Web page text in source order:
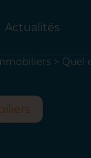
Actualités
> Quel